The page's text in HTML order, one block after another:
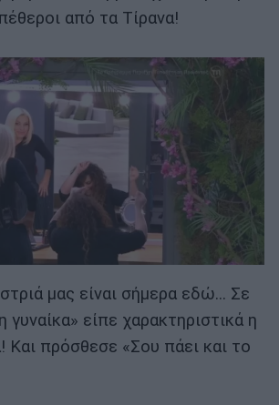
από τα Τίρανα!
μας είναι σήμερα εδώ… Σε
γυναίκα» είπε χαρακτηριστικά η
Και πρόσθεσε «Σου πάει και το